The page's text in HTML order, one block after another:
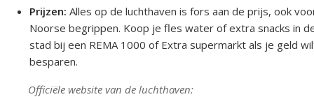
Prijzen: Alles op de luchthaven is fors aan de prijs, ook
Noorse begrippen. Koop je fles water of extra snacks in
stad bij een REMA 1000 of Extra supermarkt als je geld
besparen.
Officiële website van de luchthaven: